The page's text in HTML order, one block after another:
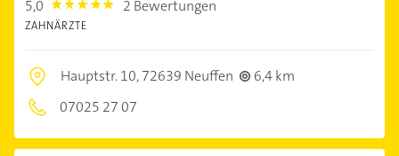
5,0 5.0 2 Bewertungen
ZAHNÄRZTE
Hauptstr. 10,72639 Neuffen
6,4 km
07025 27 07